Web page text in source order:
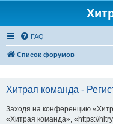
FAQ
Список форумов
Хитрая команда -
Заходя на конференцию
«Хитрая команда», «https://